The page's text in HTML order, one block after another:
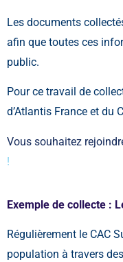
Les documents
afin que toutes ces
public.
Pour ce travail de
d’Atlantis France et du
Vous souhaitez
!
Exemple de collecte :
Régulièrement le CAC
population à travers